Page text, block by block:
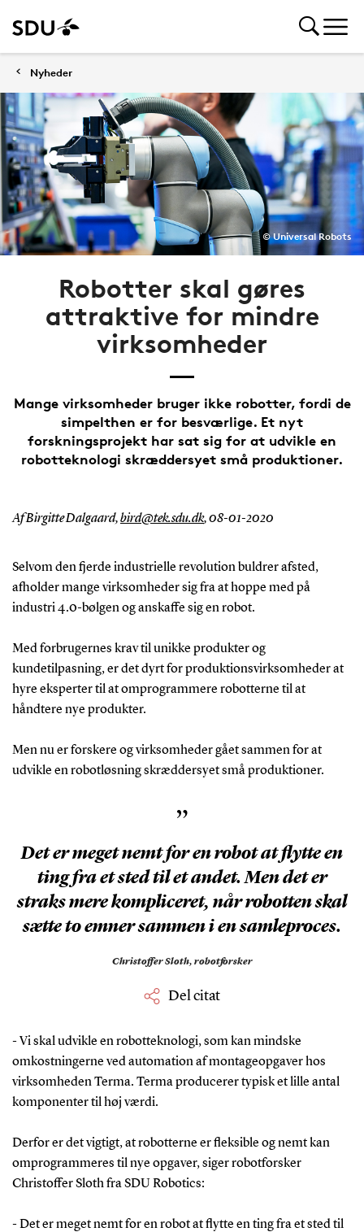
Nyheder
© Universal Robots
Robotter skal gøres
attraktive for mindre
virksomheder
Mange virksomheder bruger ikke robotter, fordi de
simpelthen er for besværlige. Et nyt
forskningsprojekt har sat sig for at udvikle en
robotteknologi skræddersyet små produktioner.
Af Birgitte Dalgaard,bird@tek.sdu.dk,08-01-2020
Selvom den fjerde industrielle revolution buldrer afsted,
afholder mange virksomheder sig fra at hoppe med på
industri 4.0-bølgen og anskaffe sig en robot.
Med forbrugernes krav til unikke produkter og
kundetilpasning, er det dyrt for produktionsvirksomheder at
hyre eksperter til at omprogrammere robotterne til at
håndtere nye produkter.
Men nu er forskere og virksomheder gået sammen for at
udvikle en robotløsning skræddersyet små produktioner.
”
Det er meget nemt for en robot at flytte en
ting fra et sted til et andet. Men det er
straks mere kompliceret, når robotten skal
sætte to emner sammen i en samleproces.
Christoffer Sloth, robotforsker
Del citat
- Vi skal udvikle en robotteknologi, som kan mindske
omkostningerne ved automation af montageopgaver hos
virksomheden Terma. Terma producerer typisk et lille antal
komponenter til høj værdi.
Derfor er det vigtigt, at robotterne er fleksible og nemt kan
omprogrammeres til nye opgaver, siger robotforsker
Christoffer Sloth fra SDU Robotics:
- Det er meget nemt for en robot at flytte en ting fra et sted til